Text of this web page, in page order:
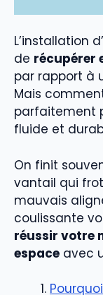
L’installation
de récupérer
par rapport à
Mais
parfaitement
fluide et
On finit
vantail qui
mauvais
coulissante
réussir votre
espace avec